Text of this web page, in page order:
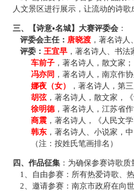
人文景区进行展示，让流动的诗
三、【诗意•名城】大赛评委会 ：
评委会主任： 唐晓渡 ，著名诗
评委： 王宜早 ，著名诗人、书
车前子 ，著名诗人，散文家；
冯亦同 ，著名诗人，南京作
娜夜（女）
，著名诗人，第
胡弦，著名诗人，散文家，
徐明德，著名诗人，江苏省
商震 ，著名诗人，《人民文
韩东 ，著名诗人、小说家，
（注：按姓氏笔画排名）
四、作品征集 ：为确保参赛诗歌
1、自由参赛：所有热爱诗歌、
2、邀请参赛：南京市政府在向